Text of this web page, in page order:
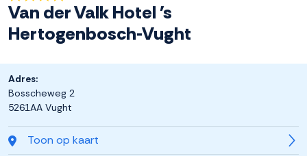
Van der Valk Hotel 's
Hertogenbosch-Vught
Toon op kaart
Adres:
Bosscheweg 2
5261AA Vught